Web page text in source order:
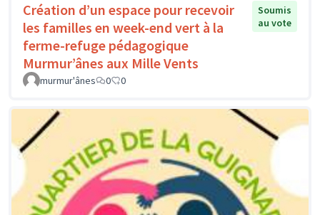
Création d’un espace pour recevoir
les familles en week-end vert à la
ferme-refuge pédagogique
Murmur’ânes aux Mille Vents
Soumis
au vote
murmur'ânes 0 0